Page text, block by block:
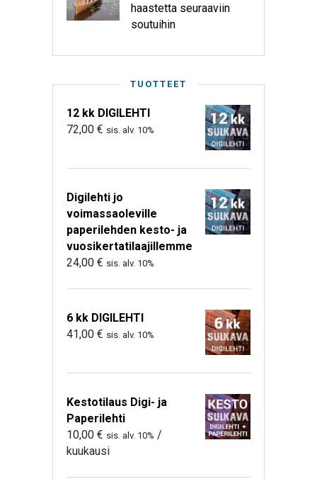
haastetta seuraaviin
soutuihin
TUOTTEET
12 kk DIGILEHTI
72,00 € sis. alv. 10%
Digilehti jo
voimassaoleville
paperilehden kesto- ja
vuosikertatilaajillemme
24,00 € sis. alv. 10%
6 kk DIGILEHTI
41,00 € sis. alv. 10%
Kestotilaus Digi- ja
Paperilehti
10,00 € sis. alv. 10% /
kuukausi